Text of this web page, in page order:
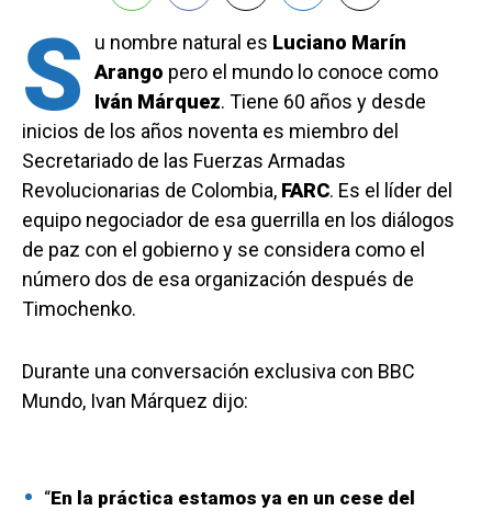
S u nombre natural es Luciano Marín
Arango pero el mundo lo conoce como
Iván Márquez. Tiene 60 años y desde
inicios de los años noventa es miembro del
Secretariado de las Fuerzas Armadas
Revolucionarias de Colombia, FARC. Es el líder del
equipo negociador de esa guerrilla en los diálogos
de paz con el gobierno y se considera como el
número dos de esa organización después de
Timochenko.
Durante una conversación exclusiva con BBC
Mundo, Ivan Márquez dijo:
“En la práctica estamos ya en un cese del